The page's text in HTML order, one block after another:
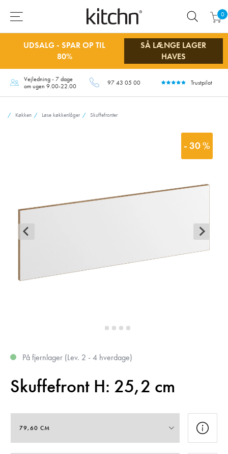
0
UDSALG - SPAR OP TIL
80%
SÅ LÆNGE LAGER
HAVES
Vejledning - 7 dage
om ugen 9.00-22.00
97 43 05 00 Trustpilot
Køkken Løse køkkenlåger Skuffefronter
- 30 %
På fjernlager (Lev. 2 - 4 hverdage)
Skuffefront H: 25,2 cm